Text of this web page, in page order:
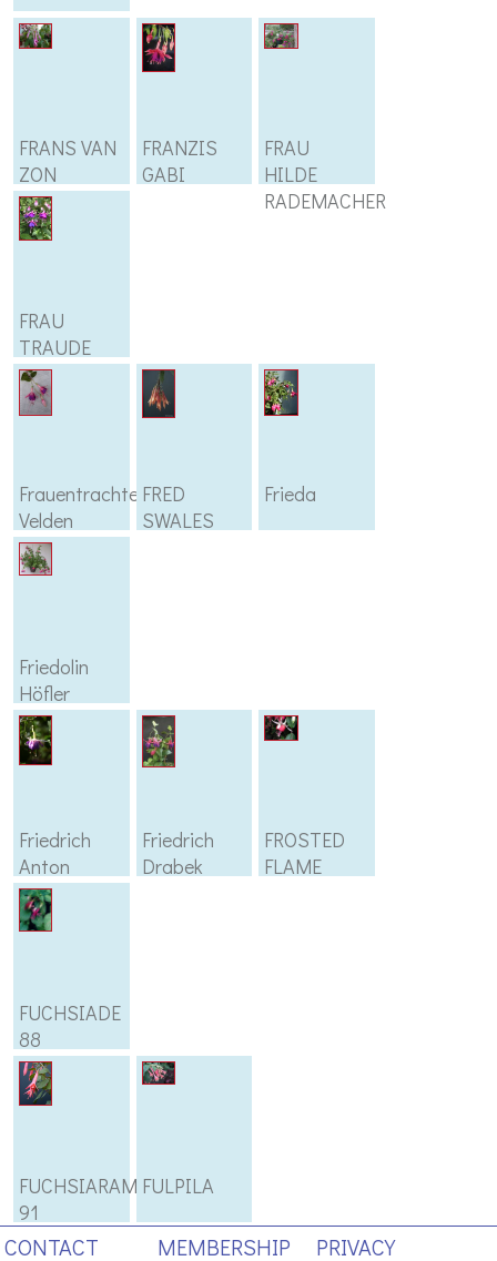
FRANS VAN
ZON
FRANZIS
GABI
FRAU
HILDE
RADEMACHER
FRAU
TRAUDE
BEREN
Frauentrachtengruppe
Velden
FRED
SWALES
Frieda
Friedolin
Höfler
Friedrich
Anton
Friedrich
Drabek
FROSTED
FLAME
FUCHSIADE
88
FUCHSIARAMA
91
FULPILA
CONTACT MEMBERSHIP PRIVACY